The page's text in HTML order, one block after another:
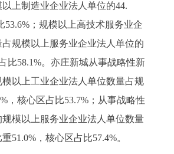
上制造业企业法人单位的44.
53.6%；规模以上高技术服务业企
规模以上服务业企业法人单位的
比58.1%。亦庄新城从事战略性新
以上工业企业法人单位数量占规
，核心区占比53.7%；从事战略性
模以上服务业企业法人单位数量
51.0%，核心区占比57.4%。